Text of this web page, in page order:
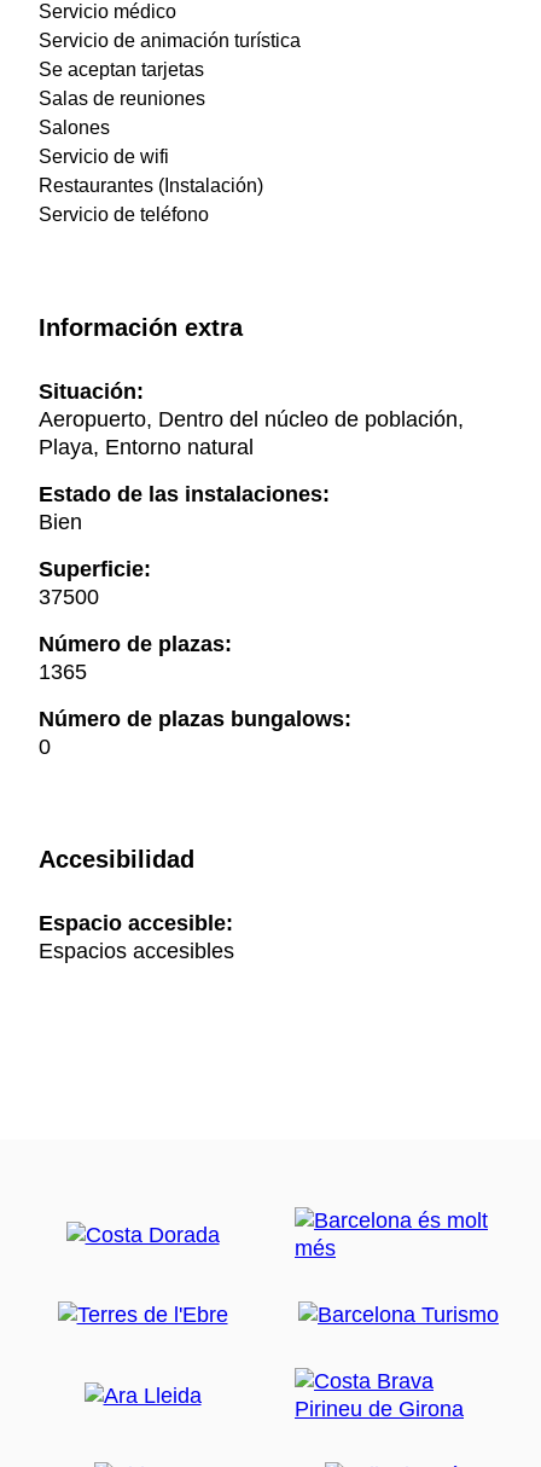
Servicio médico
Servicio de animación turística
Se aceptan tarjetas
Salas de reuniones
Salones
Servicio de wifi
Restaurantes (Instalación)
Servicio de teléfono
Información extra
Situación:
Aeropuerto, Dentro del núcleo de población,
Playa, Entorno natural
Estado de las instalaciones:
Bien
Superficie:
37500
Número de plazas:
1365
Número de plazas bungalows:
0
Accesibilidad
Espacio accesible:
Espacios accesibles